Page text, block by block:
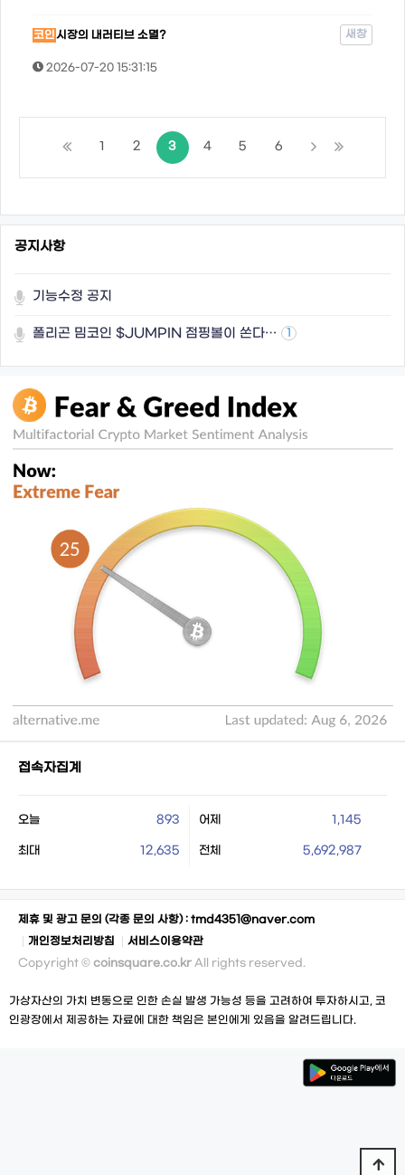
코인시장의 내러티브 소멸? 새창
2026-07-20 15:31:15
1 2 3 4 5 6
공지사항
기능수정 공지
폴리곤 밈코인 $JUMPIN 점핑볼이 쏜다… 1
접속자집계
오늘 893 어제 1,145
최대 12,635 전체 5,692,987
제휴 및 광고 문의 (각종 문의 사항) : tmd4351@naver.com
개인정보처리방침
서비스이용약관
Copyright © coinsquare.co.kr All rights reserved.
가상자산의 가치 변동으로 인한 손실 발생 가능성 등을 고려하여 투자하시고, 코
인광장에서 제공하는 자료에 대한 책임은 본인에게 있음을 알려드립니다.